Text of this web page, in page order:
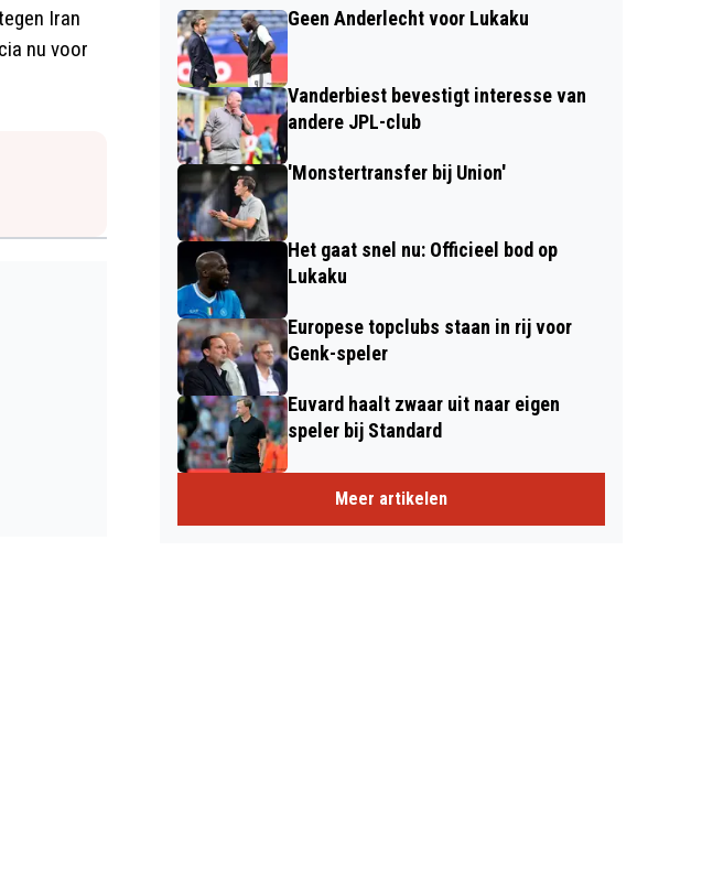
Iran
nu voor
Geen Anderlecht voor Lukaku
Vanderbiest bevestigt interesse van
andere JPL-club
'Monstertransfer bij Union'
Het gaat snel nu: Officieel bod op
Lukaku
Europese topclubs staan in rij voor
Genk-speler
Euvard haalt zwaar uit naar eigen
speler bij Standard
Meer artikelen